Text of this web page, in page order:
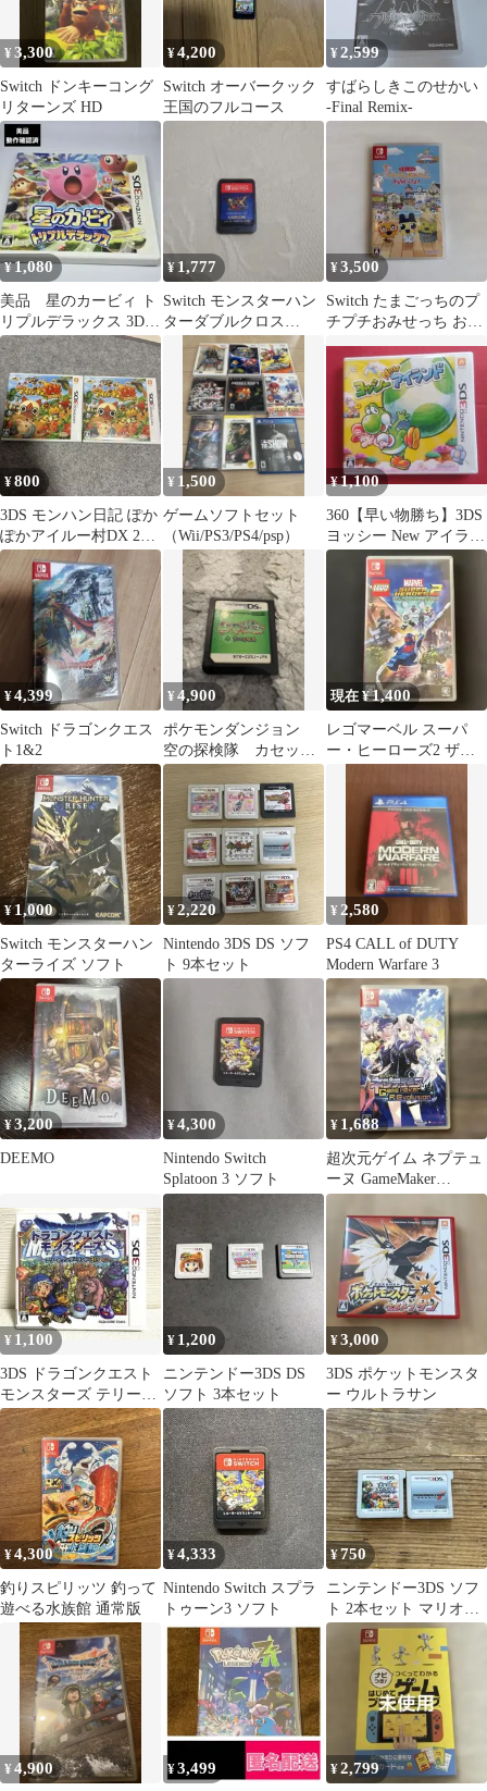
¥3,300
Switch ドンキーコング
リターンズ HD
¥4,200
Switch オーバークック
王国のフルコース
¥2,599
すばらしきこのせかい
-Final Remix-
¥1,080
美品 星のカービィ ト
リプルデラックス 3DS
完品
¥ 1,777
Switch モンスターハン
ターダブルクロス
Nintendo Switch …
¥3,500
Switch たまごっちのプ
チプチおみせっち おま
¥800
3DS モンハン日記 ぽか
ぽかアイルー村DX 2本
セット ジャンク 説
明書欠品
¥ 1,500
ゲームソフトセット
（Wii/PS3/PS4/psp）
¥1,100
360【早い物勝ち】3DS
ヨッシー New アイラン
ド
¥4,399
Switch ドラゴンクエス
ト1&2
¥4,900
ポケモンダンジョン
空の探検隊 カセット
のみ
現在 ¥1,400
レゴマーベル スーパ
ー・ヒーローズ2 ザ・
¥1,000
Switch モンスターハン
ターライズ ソフト
¥2,220
Nintendo 3DS DS ソフ
ト 9本セット
¥2,580
PS4 CALL of DUTY
Modern Warfare 3
¥3,200
DEEMO
¥4,300
Nintendo Switch
Splatoon 3 ソフト
¥ 1,688
超次元ゲイム ネプテュ
ーヌ GameMaker
R:Evolution 通常版
¥ 1,100
3DS ドラゴンクエスト
モンスターズ テリーの
ワンダーランド3D
¥ 1,200
ニンテンドー3DS DS
ソフト 3本セット
¥3,000
3DS ポケットモンスタ
ー ウルトラサン
¥4,300
釣りスピリッツ 釣って
遊べる水族館 通常版
¥4,333
Nintendo Switch スプラ
トゥーン3 ソフト
¥750
ニンテンドー3DS ソフ
ト 2本セット マリオカ
ート7 大乱闘スマッシ
ュブラザー
¥4,900 ¥3,499 ¥2,799